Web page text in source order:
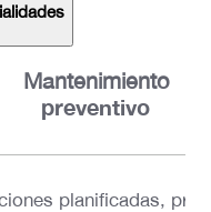
Mantenimiento
preventivo
planificadas,